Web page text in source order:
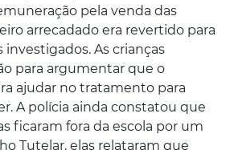
pela venda das
arrecadado era revertido para
investigados. As crianças
para argumentar que o
ajudar no tratamento para
A polícia ainda constatou que
ficaram fora da escola por um
Tutelar, elas relataram que